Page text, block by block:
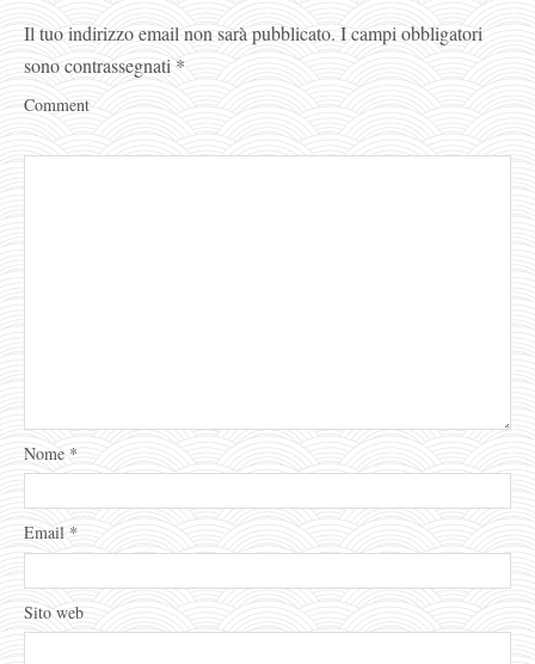
Il tuo indirizzo email non sarà pubblicato. I campi obbligatori
sono contrassegnati *
Comment
Nome *
Email *
Sito web